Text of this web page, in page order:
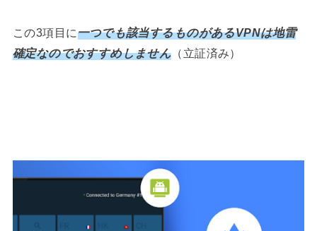
この3項目に一つでも該当するものがあるVPNは地雷
確定なのでおすすめしません （立証済み）